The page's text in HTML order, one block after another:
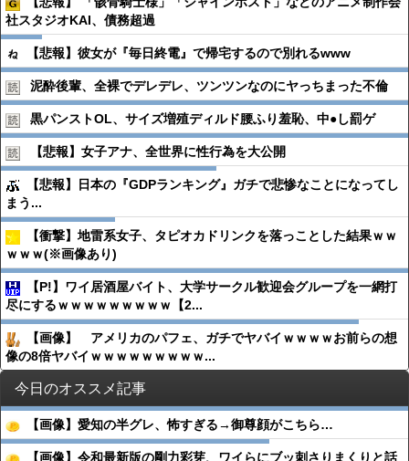
社スタジオKAI、債務超過
【悲報】彼女が『毎日終電』で帰宅するので別れるwww
泥酔後輩、全裸でデレデレ、ツンツンなのにヤっちまった不倫
黒パンストOL、サイズ増殖ディルド腰ふり羞恥、中●︎し罰ゲ
【悲報】女子アナ、全世界に性行為を大公開
【悲報】日本の『GDPランキング』ガチで悲惨なことになってし
まう...
【衝撃】地雷系女子、タピオカドリンクを落っことした結果ｗｗ
ｗｗｗ(※画像あり)
【P!】ワイ居酒屋バイト、大学サークル歓迎会グループを一網打
尽にするｗｗｗｗｗｗｗｗｗ【2...
【画像】 アメリカのパフェ、ガチでヤバイｗｗｗｗお前らの想
像の8倍ヤバイｗｗｗｗｗｗｗｗｗ...
今日のオススメ記事
【画像】愛知の半グレ、怖すぎる→御尊顔がこちら…
【画像】令和最新版の剛力彩芽、ワイらにブッ刺さりまくりと話